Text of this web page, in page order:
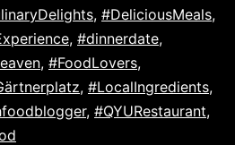
, #DeliciousMeals,
, #dinnerdate,
, #FoodLovers,
, #LocalIngredients,
, #QYURestaurant,